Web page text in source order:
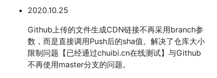
2020.10.25
Github上传的文件生成CDN链接不再采用branch参
数，而是直接调用Push后的sha值。解决了仓库大小
限制问题【已经通过chuibi.cn在线测试】与Github
不再使用master分支的问题。